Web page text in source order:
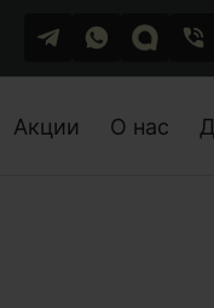
Акции О нас